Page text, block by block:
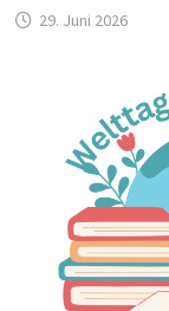
29. Juni 2026